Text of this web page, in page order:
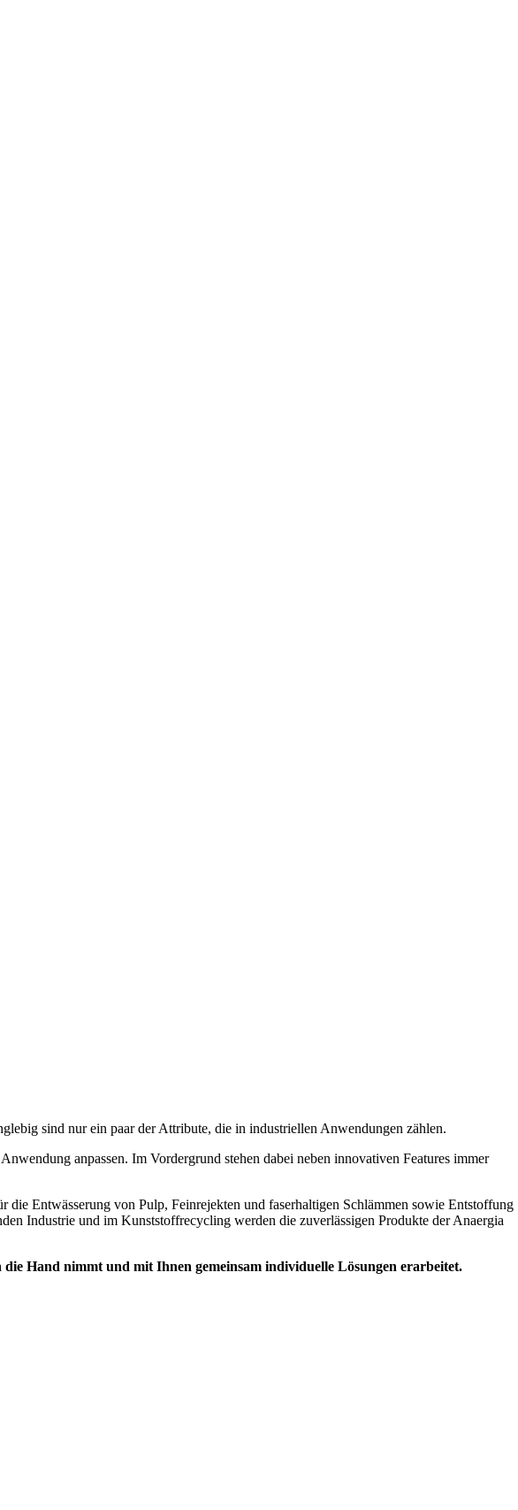
sind nur ein paar der Attribute, die in industriellen Anwendungen zählen.
anpassen. Im Vordergrund stehen dabei neben innovativen Features immer
Entwässerung von Pulp, Feinrejekten und faserhaltigen Schlämmen sowie Entstoffung
Industrie und im Kunststoffrecycling werden die zuverlässigen Produkte der Anaergia
Hand nimmt und mit Ihnen gemeinsam individuelle Lösungen erarbeitet.